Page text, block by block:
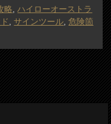
略,ハイローオーストラ
,サインツール,危険箇